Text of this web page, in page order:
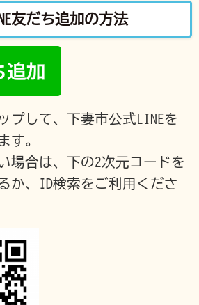
友だち追加の方法
プして、下妻市公式LINEを
す。
場合は、下の2次元コードを
か、ID検索をご利用くださ